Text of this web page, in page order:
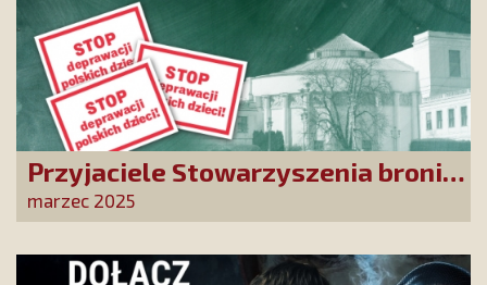
Przyjaciele Stowarzyszenia bronią
dzieci przed deprawacją!
marzec 2025